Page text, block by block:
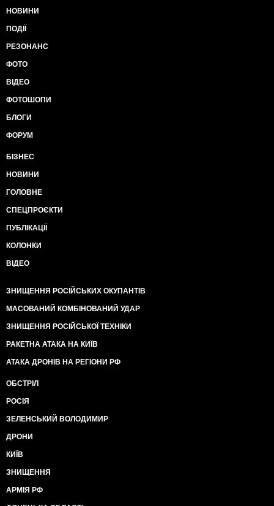
НОВИНИ
ПОДІЇ
РЕЗОНАНС
ФОТО
ВІДЕО
ФОТОШОПИ
БЛОГИ
ФОРУМ
БІЗНЕС
НОВИНИ
ГОЛОВНЕ
СПЕЦПРОЄКТИ
ПУБЛІКАЦІЇ
КОЛОНКИ
ВІДЕО
ЗНИЩЕННЯ РОСІЙСЬКИХ ОКУПАНТІВ
МАСОВАНИЙ КОМБІНОВАНИЙ УДАР
ЗНИЩЕННЯ РОСІЙСЬКОЇ ТЕХНІКИ
РАКЕТНА АТАКА НА КИЇВ
АТАКА ДРОНІВ НА РЕГІОНИ РФ
ОБСТРІЛ
РОСІЯ
ЗЕЛЕНСЬКИЙ ВОЛОДИМИР
ДРОНИ
КИЇВ
ЗНИЩЕННЯ
АРМІЯ РФ